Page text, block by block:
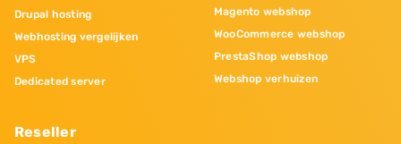
Drupal hosting
Webhosting vergelijken
VPS
Dedicated server
Reseller
Magento webshop
WooCommerce webshop
PrestaShop webshop
Webshop verhuizen